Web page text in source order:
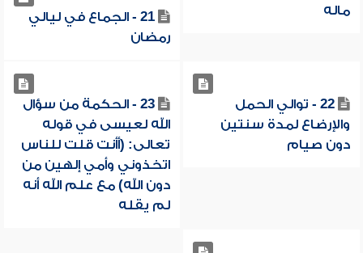
ماله
21 - الجماع في ليالي
رمضان
22 - توالي الحمل
والإرضاع لمدة سنتين
دون صيام
23 - الحكمة من سؤال
الله لعيسى في قوله
تعالى: (أأنت قلت للناس
اتخذوني وأمي إلهين من
دون الله) مع علم الله أنه
لم يقله